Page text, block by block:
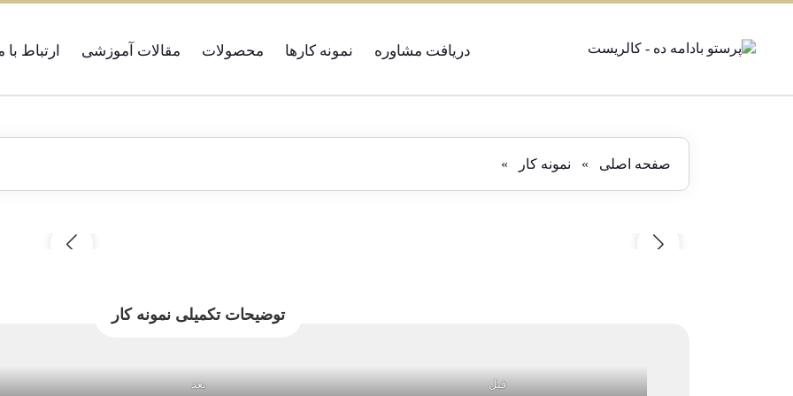
دریافت مشاوره نمونه کارها محصولات مقالات آموزشی ارتباط با
صفحه اصلی » نمونه کار »
توضیحات تکمیلی نمونه کار
قبل بعد